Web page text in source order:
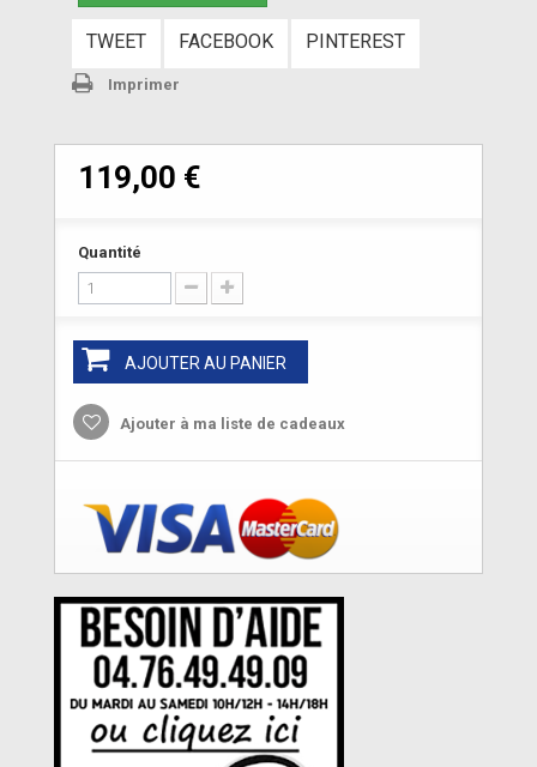
TWEET FACEBOOK PINTEREST
Imprimer
119,00 €
Quantité
AJOUTER AU PANIER
Ajouter à ma liste de cadeaux